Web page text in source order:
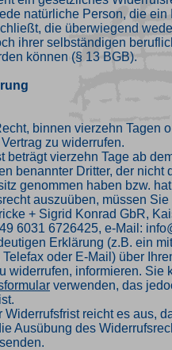
natürliche Person, die ein
die überwiegend
ihrer selbständigen
können (§ 13 BGB).
binnen vierzehn Tagen
zu widerrufen.
beträgt vierzehn Tage ab
benannter Dritter, der nicht
genommen haben bzw.
auszuüben, müssen
+ Sigrid Konrad GbR,
6031 6726425, e-Mail:
Erklärung (z.B. ein
oder E-Mail) über
widerrufen, informieren. Sie
verwenden, das
Widerrufsfrist reicht es aus,
Ausübung des